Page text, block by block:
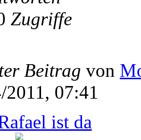
Zugriffe
Beitrag von
2011, 07:41
ist da